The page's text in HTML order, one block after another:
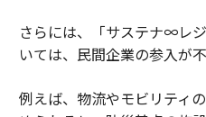
さらには、「サステナ∞レ
いては、民間企業の参入が
例えば、物流やモビリティ